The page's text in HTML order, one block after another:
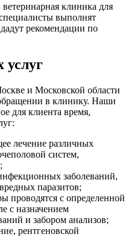
клиника для
выполнят
рекомендации по
и Московской области
в клинику. Наши
для клиента время,
лечение различных
систем,
заболеваний,
паразитов;
проводятся с определенной
с назначением
и забором анализов;
рентгеновской